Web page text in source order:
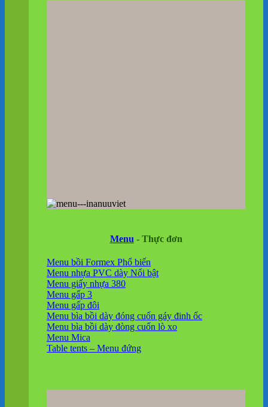
Menu - Thực đơn
Menu bồi Formex
Menu nhựa PVC dày
Menu giấy nhựa 380
Menu gấp 3
Menu gấp đôi
Menu bìa bồi dày đóng cuốn gáy đinh ốc
Menu bìa bồi dày đòng cuốn lò xo
Menu Mica
Table tents – Menu đứng